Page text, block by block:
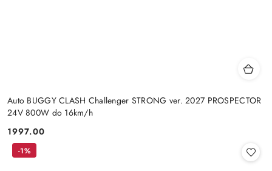
Auto BUGGY CLASH Challenger STRONG ver. 2027 PROSPECTOR
24V 800W do 16km/h
Cena:
1997.00
-1%